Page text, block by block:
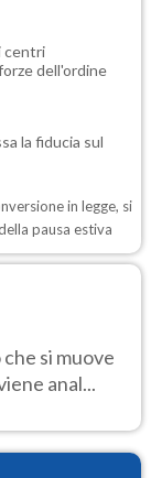
centri
dell'ordine
la fiducia sul
in legge, si
pausa estiva
si muove
anal...